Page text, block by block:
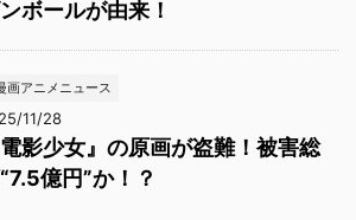
ボールが由来！
画アニメニュース
11/28
電影少女』の原画が盗難！被害総
億円”か！？